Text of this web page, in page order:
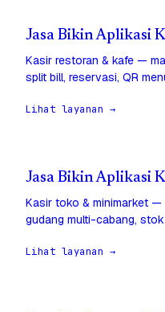
Jasa Bikin Aplikasi
Kasir restoran & kafe —
split bill, reservasi, QR
Lihat layanan →
Jasa Bikin Aplikasi
Kasir toko & minimarket
gudang multi-cabang,
Lihat layanan →